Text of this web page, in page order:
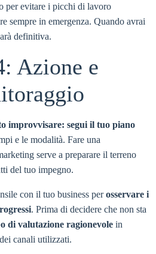
per evitare i picchi di lavoro
sempre in emergenza. Quando avrai
definitiva.
Azione e
improvvisare: segui il tuo piano
e le modalità. Fare una
serve a preparare il terreno
del tuo impegno.
con il tuo business perosservare i
. Prima di decidere che non sta
di valutazione ragionevole in
canali utilizzati.